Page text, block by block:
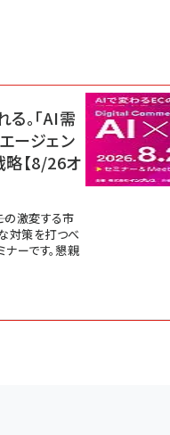
。「AI需
ージェン
略【8/26オ
の激変する市
対策を打つべ
ーです。懇親